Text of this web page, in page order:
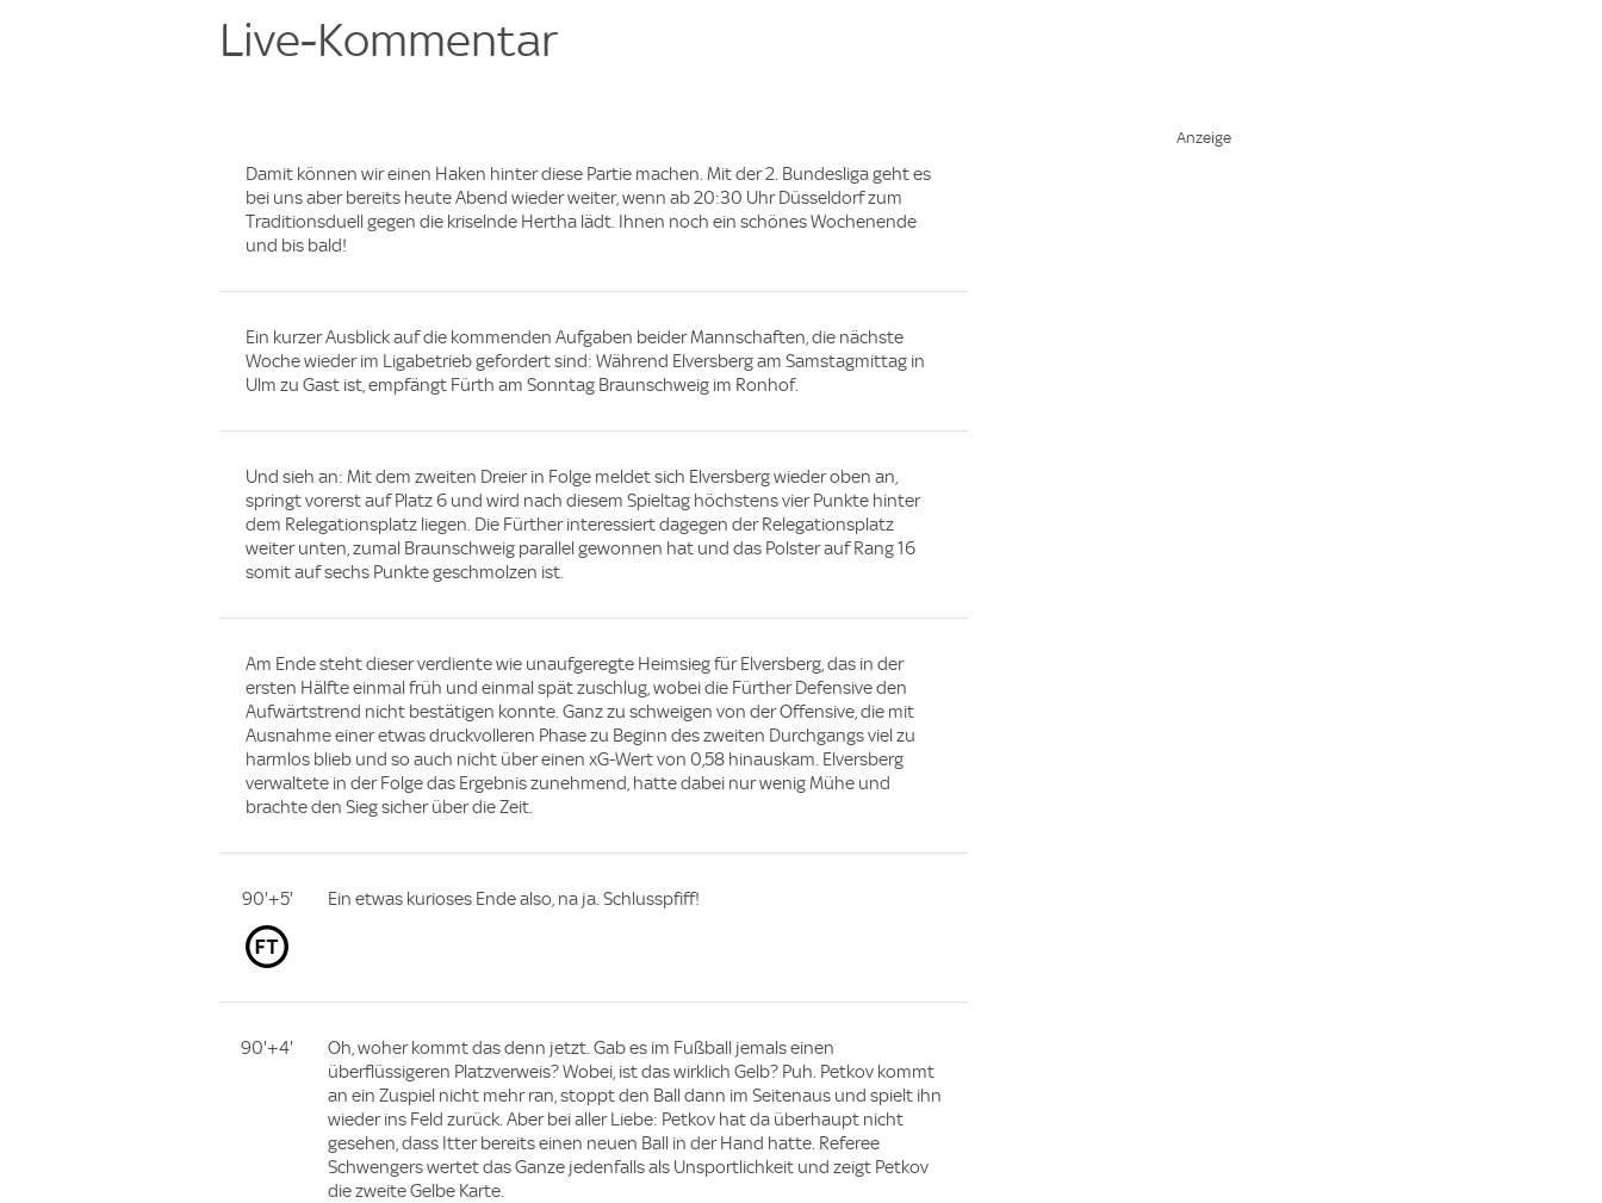
Live-Kommentar
Damit können wir einen Haken hinter diese Partie machen. Mit der 2. Bundesliga geht es
bei uns aber bereits heute Abend wieder weiter, wenn ab 20:30 Uhr Düsseldorf zum
Traditionsduell gegen die kriselnde Hertha lädt. Ihnen noch ein schönes Wochenende
und bis bald!
Ein kurzer Ausblick auf die kommenden Aufgaben beider Mannschaften, die nächste
Woche wieder im Ligabetrieb gefordert sind: Während Elversberg am Samstagmittag in
Ulm zu Gast ist, empfängt Fürth am Sonntag Braunschweig im Ronhof.
Und sieh an: Mit dem zweiten Dreier in Folge meldet sich Elversberg wieder oben an,
springt vorerst auf Platz 6 und wird nach diesem Spieltag höchstens vier Punkte hinter
dem Relegationsplatz liegen. Die Fürther interessiert dagegen der Relegationsplatz
weiter unten, zumal Braunschweig parallel gewonnen hat und das Polster auf Rang 16
somit auf sechs Punkte geschmolzen ist.
Am Ende steht dieser verdiente wie unaufgeregte Heimsieg für Elversberg, das in der
ersten Hälfte einmal früh und einmal spät zuschlug, wobei die Fürther Defensive den
Aufwärtstrend nicht bestätigen konnte. Ganz zu schweigen von der Offensive, die mit
Ausnahme einer etwas druckvolleren Phase zu Beginn des zweiten Durchgangs viel zu
harmlos blieb und so auch nicht über einen xG-Wert von 0,58 hinauskam. Elversberg
verwaltete in der Folge das Ergebnis zunehmend, hatte dabei nur wenig Mühe und
brachte den Sieg sicher über die Zeit.
90'+5' Ein etwas kurioses Ende also, na ja. Schlusspfiff!
90'+4'
Oh, woher kommt das denn jetzt. Gab es im Fußball jemals einen
überflüssigeren Platzverweis? Wobei, ist das wirklich Gelb? Puh. Petkov kommt
an ein Zuspiel nicht mehr ran, stoppt den Ball dann im Seitenaus und spielt ihn
wieder ins Feld zurück. Aber bei aller Liebe: Petkov hat da überhaupt nicht
gesehen, dass Itter bereits einen neuen Ball in der Hand hatte. Referee
Schwengers wertet das Ganze jedenfalls als Unsportlichkeit und zeigt Petkov
die zweite Gelbe Karte.